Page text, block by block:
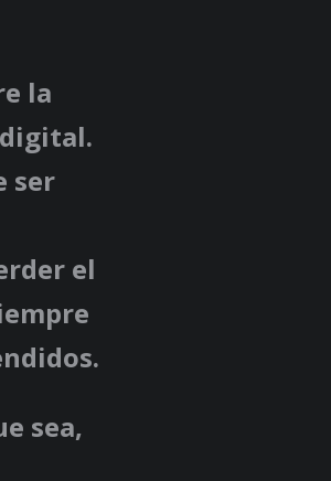
la
ser
el
sea,